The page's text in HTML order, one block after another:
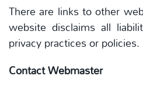
There are links to other
website disclaims all
privacy practices or policies.
Contact Webmaster